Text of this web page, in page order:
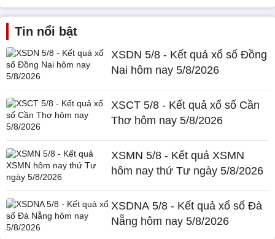
Tin nổi bật
XSDN 5/8 - Kết quả xổ số Đồng
Nai hôm nay 5/8/2026
XSCT 5/8 - Kết quả xổ số Cần
Thơ hôm nay 5/8/2026
XSMN 5/8 - Kết quả XSMN
hôm nay thứ Tư ngày 5/8/2026
XSDNA 5/8 - Kết quả xổ số Đà
Nẵng hôm nay 5/8/2026